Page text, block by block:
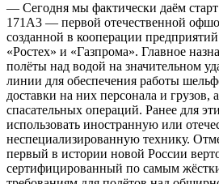
— Сегодня мы фактически даём
171А3 — первой отечественной
созданной в кооперации
«Ростех» и «Газпрома». Главное
полёты над водой на значительном
линии для обеспечения работы
доставки на них персонала и грузов,
спасательных операций. Ранее для
использовать иностранную или
неспециализированную технику.
первый в истории новой России
сертифицированный по самым